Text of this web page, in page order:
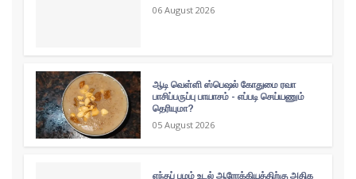
06 August 2026
ஆடி வெள்ளி ஸ்பெஷல் கோதுமை ரவா
பாசிப்பருப்பு பாயாசம் - எப்படி செய்யணும்
தெரியுமா?
05 August 2026
எந்தப் பழம் உடல் ஆரோக்கியத்திற்கு அதிக